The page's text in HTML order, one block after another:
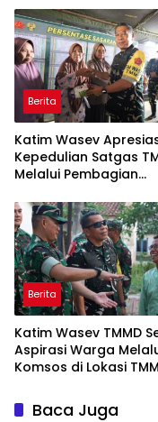
Berita
Katim Wasev
Kepedulian Satgas
Melalui Pembagian
Berita
Katim Wasev TMMD
Aspirasi Warga
Komsos di Lokasi
Baca Juga